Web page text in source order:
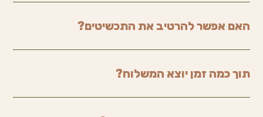
האם אפשר להרטיב את התכשיטים?
תוך כמה זמן יוצא המשלוח?